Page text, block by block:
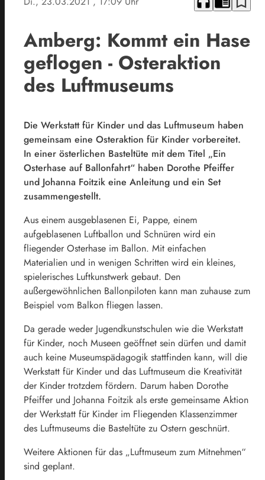
Amberg: Kommt ein Hase
geflogen - Osteraktion
des Luftmuseums
Die Werkstatt für Kinder und das Luftmuseum haben
gemeinsam eine Osteraktion für Kinder vorbereitet.
In einer österlichen Basteltüte mit dem Titel „Ein
Osterhase auf Ballonfahrt“ haben Dorothe Pfeiffer
und Johanna Foitzik eine Anleitung und ein Set
zusammengestellt.
Aus einem ausgeblasenen Ei, Pappe, einem
aufgeblasenen Luftballon und Schnüren wird ein
fliegender Osterhase im Ballon. Mit einfachen
Materialien und in wenigen Schritten wird ein kleines,
spielerisches Luftkunstwerk gebaut. Den
außergewöhnlichen Ballonpiloten kann man zuhause zum
Beispiel vom Balkon fliegen lassen.
Da gerade weder Jugendkunstschulen wie die Werkstatt
für Kinder, noch Museen geöffnet sein dürfen und damit
auch keine Museumspädagogik stattfinden kann, will die
Werkstatt für Kinder und das Luftmuseum die Kreativität
der Kinder trotzdem fördern. Darum haben Dorothe
Pfeiffer und Johanna Foitzik als erste gemeinsame Aktion
der Werkstatt für Kinder im Fliegenden Klassenzimmer
des Luftmuseums die Basteltüte zu Ostern geschnürt.
Weitere Aktionen für das „Luftmuseum zum Mitnehmen“
sind geplant.